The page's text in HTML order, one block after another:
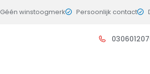
Géén winstoogmerk Persoonlijk contact